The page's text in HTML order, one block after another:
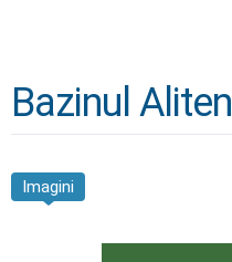
Bazinul Aliten
Imagini